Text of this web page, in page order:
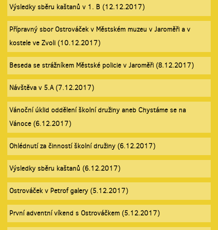
Výsledky sběru kaštanů v 1. B (12.12.2017)
Přípravný sbor Ostrováček v Městském muzeu v Jaroměři a v
kostele ve Zvoli (10.12.2017)
Beseda se strážníkem Městské policie v Jaroměři (8.12.2017)
Návštěva v 5.A (7.12.2017)
Vánoční úklid oddělení školní družiny aneb Chystáme se na
Vánoce (6.12.2017)
Ohlédnutí za činností školní družiny (6.12.2017)
Výsledky sběru kaštanů (6.12.2017)
Ostrováček v Petrof galery (5.12.2017)
První adventní víkend s Ostrováčkem (5.12.2017)